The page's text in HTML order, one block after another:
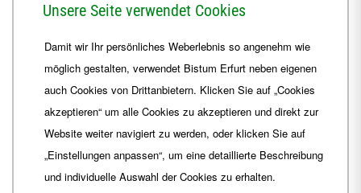
+49 361 6572-444
ordinariat Bistum-Erfurt.de
Unsere Seite verwendet Cookies
Damit wir Ihr persönliches Weberlebnis so angenehm wie
möglich gestalten, verwendet Bistum Erfurt neben eigenen
auch Cookies von Drittanbietern. Klicken Sie auf „Cookies
akzeptieren“ um alle Cookies zu akzeptieren und direkt zur
Website weiter navigiert zu werden, oder klicken Sie auf
„Einstellungen anpassen“, um eine detaillierte Beschreibung
und individuelle Auswahl der Cookies zu erhalten.